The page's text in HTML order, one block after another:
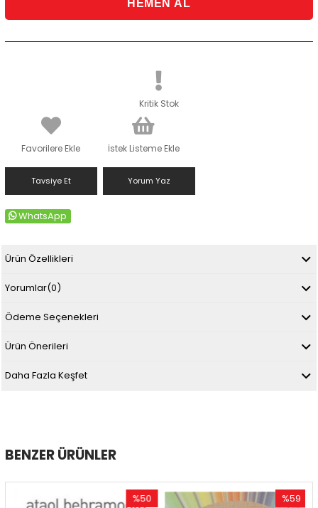
Kritik Stok
Favorilere Ekle İstek Listeme Ekle
Tavsiye Et Yorum Yaz
WhatsApp
Ürün Özellikleri
Yorumlar(0)
Ödeme Seçenekleri
Ürün Önerileri
Daha Fazla Keşfet
BENZER ÜRÜNLER
%50
%59